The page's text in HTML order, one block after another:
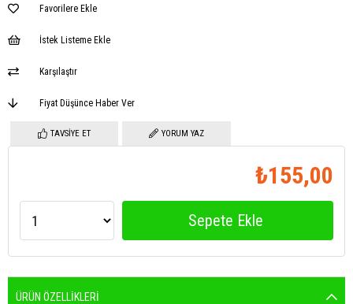
Favorilere Ekle
İstek Listeme Ekle
Karşılaştır
Fiyat Düşünce Haber Ver
TAVSIYE ET YORUM YAZ
₺155,00
ÜRÜN ÖZELLIKLERI